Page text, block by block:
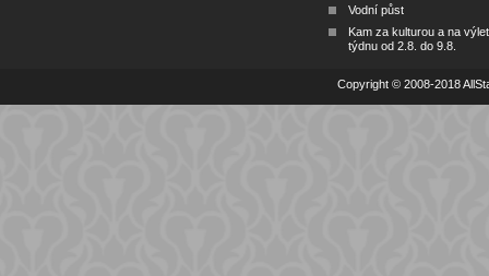
Vodní půst
Kam za kulturou a na
týdnu od 2.8. do 9.8.
Copyright © 2008-2018